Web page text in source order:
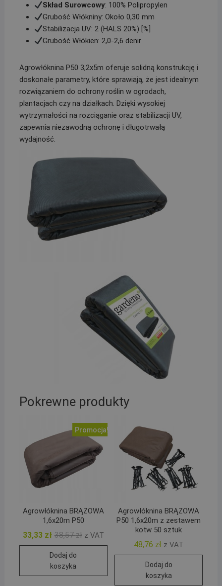
Skład Surowcowy: 100% Polipropylen
Grubość Włókniny: Około 0,30 mm
Stabilizacja UV: 2 (HALS 20%) [%]
Grubość Włókien: 2,0-2,6 denir
Agrowłóknina P50 3,2x5m oferuje solidną konstrukcję i
doskonałe parametry, które sprawiają, że jest idealnym
rozwiązaniem do ochrony roślin w ogrodach,
plantacjach czy na działkach. Dzięki wysokiej
wytrzymałości na rozciąganie oraz stabilizacji UV,
zapewnia niezawodną ochronę i długotrwałą
wydajność.
Pokrewne produkty
Promocja!
Agrowłóknina BRĄZOWA
1,6x20m P50
38,57zł Pierwotna
33,33 zł
Aktualna
z VAT
Dodaj do
koszyka
Agrowłóknina BRĄZOWA
P50 1,6x20m z zestawem
kotw 50 sztuk
48,76 zł z VAT
Dodaj do
koszyka